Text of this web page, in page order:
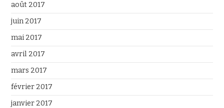
août 2017
juin 2017
mai 2017
avril 2017
mars 2017
février 2017
janvier 2017